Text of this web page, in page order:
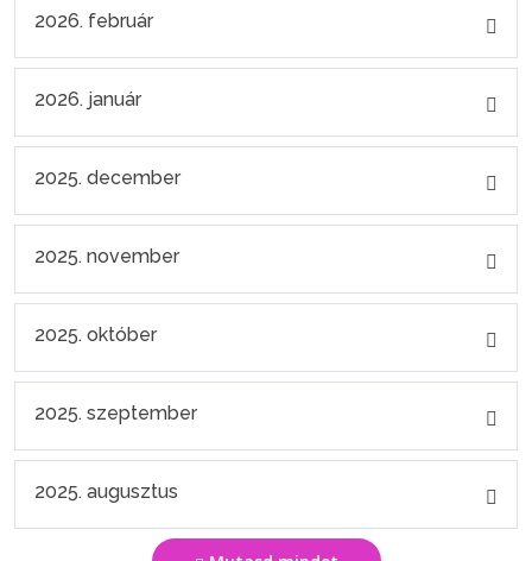
2026. február
2026. január
2025. december
2025. november
2025. október
2025. szeptember
2025. augusztus